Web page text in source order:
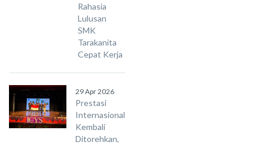
Rahasia
Lulusan
SMK
Tarakanita
Cepat Kerja
29 Apr 2026
Prestasi
Internasional
Kembali
Ditorehkan,